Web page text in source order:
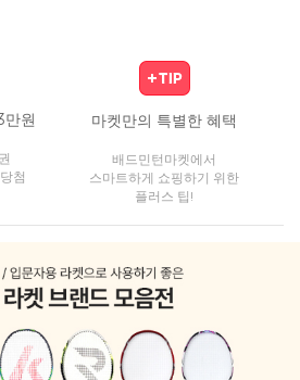
원
첨
마켓만의 특별한 혜택
배드민턴마켓에서
스마트하게 쇼핑하기 위한
플러스 팁!